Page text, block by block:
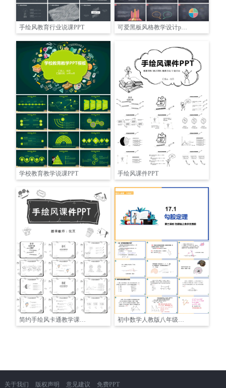
手绘风教育行业说课PPT 可爱黑板风格教学设计pptPPT
学校教育教学说课PPT 手绘风课件PPT
简约手绘风卡通教学课件PPT 初中数学人教版八年级下册《171勾股定理：在数轴上表示无理数》课件PPT
关于我们 版权声明 意见建议 免费PPT